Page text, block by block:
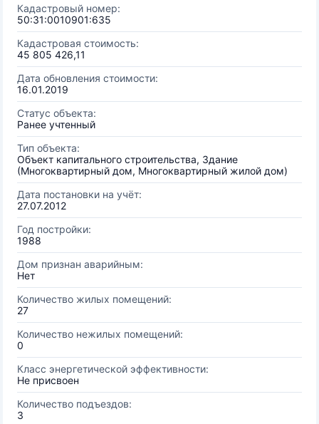
Кадастровый номер:
50:31:0010901:635
Кадастровая стоимость:
45 805 426,11
Дата обновления стоимости:
16.01.2019
Статус объекта:
Ранее учтенный
Тип объекта:
Объект капитального строительства, Здание
(Многоквартирный дом, Многоквартирный жилой дом)
Дата постановки на учёт:
27.07.2012
Год постройки:
1988
Дом признан аварийным:
Нет
Количество жилых помещений:
27
Количество нежилых помещений:
0
Класс энергетической эффективности:
Не присвоен
Количество подъездов:
3